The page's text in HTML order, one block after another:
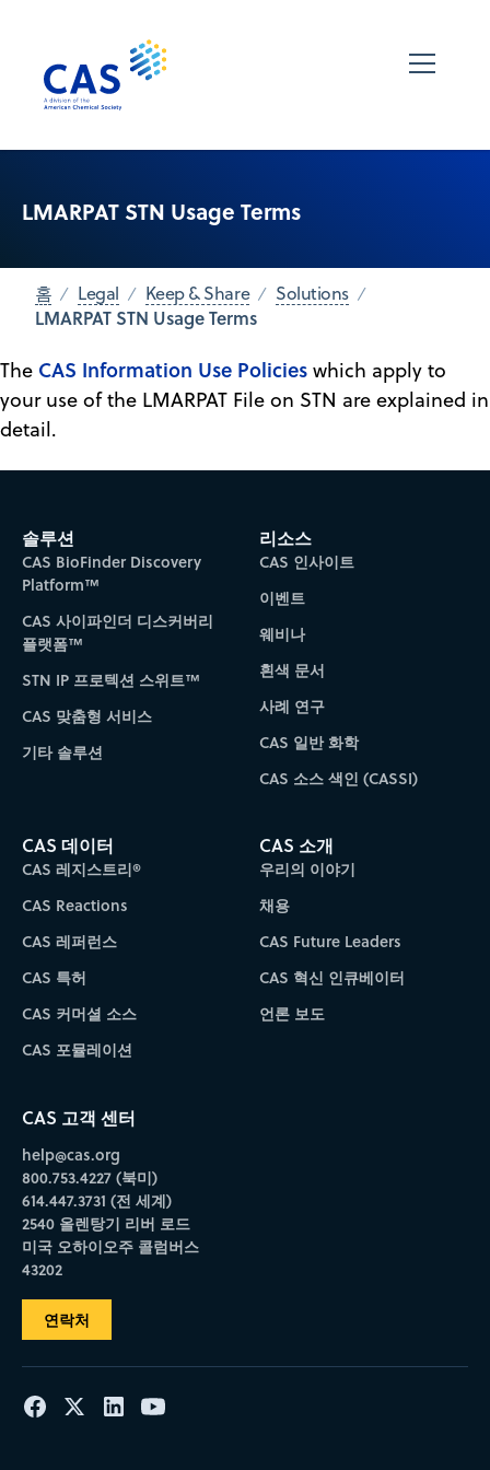
LMARPAT STN Usage Terms
홈 Legal Keep & Share Solutions
LMARPAT STN Usage Terms
The CAS Information Use Policies which apply to
your use of the LMARPAT File on STN are explained in
detail.
솔루션
CAS BioFinder Discovery
Platform™
CAS 사이파인더 디스커버리
플랫폼™
STN IP 프로텍션 스위트™
CAS 맞춤형 서비스
기타 솔루션
리소스
CAS 인사이트
이벤트
웨비나
흰색 문서
사례 연구
CAS 일반 화학
CAS 소스 색인 (CASSI)
CAS 데이터
CAS 레지스트리®
CAS Reactions
CAS 레퍼런스
CAS 특허
CAS 커머셜 소스
CAS 포뮬레이션
CAS 소개
우리의 이야기
채용
CAS Future Leaders
CAS 혁신 인큐베이터
언론 보도
CAS 고객 센터
help@cas.org
800.753.4227 (북미)
614.447.3731 (전 세계)
2540 올렌탕기 리버 로드
미국 오하이오주 콜럼버스
43202
연락처